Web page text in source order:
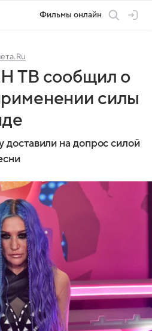
Фильмы онлайн
ТВ сообщил о
силы
на допрос силой